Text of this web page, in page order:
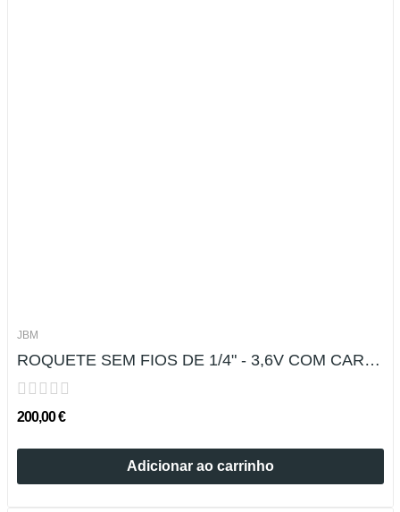
JBM
ROQUETE SEM FIOS DE 1/4" - 3,6V COM CARREGADOR
200,00 €
Adicionar ao carrinho